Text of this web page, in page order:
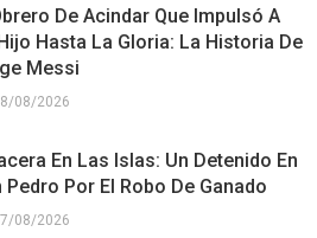
De Acindar Que Impulsó A
Hasta La Gloria: La Historia De
Messi
08/2026
En Las Islas: Un Detenido En
Pedro Por El Robo De Ganado
08/2026